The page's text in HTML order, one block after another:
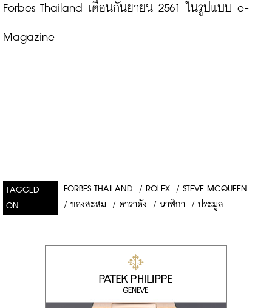
Forbes Thailand เดือนกันยายน 2561 ในรูปแบบ e-
Magazine
TAGGED
ON
FORBES THAILAND / ROLEX / STEVE MCQUEEN
/ ของสะสม / ดาราดัง / นาฬิกา / ประมูล